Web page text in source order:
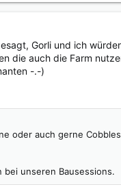
Gorli und ich
die auch die Farm
-.-)
oder auch gerne
bei unseren Bausessions.